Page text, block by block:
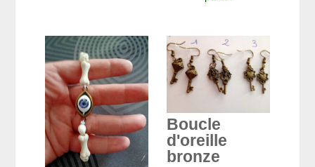
Boucle
d'oreille
bronze